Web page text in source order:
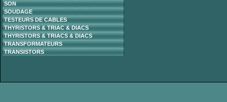
SON
SOUDAGE
TESTEURS DE CABLES
THYRISTORS & TRIAC & DIACS
THYRISTORS & TRIACS & DIACS
TRANSFORMATEURS
TRANSISTORS